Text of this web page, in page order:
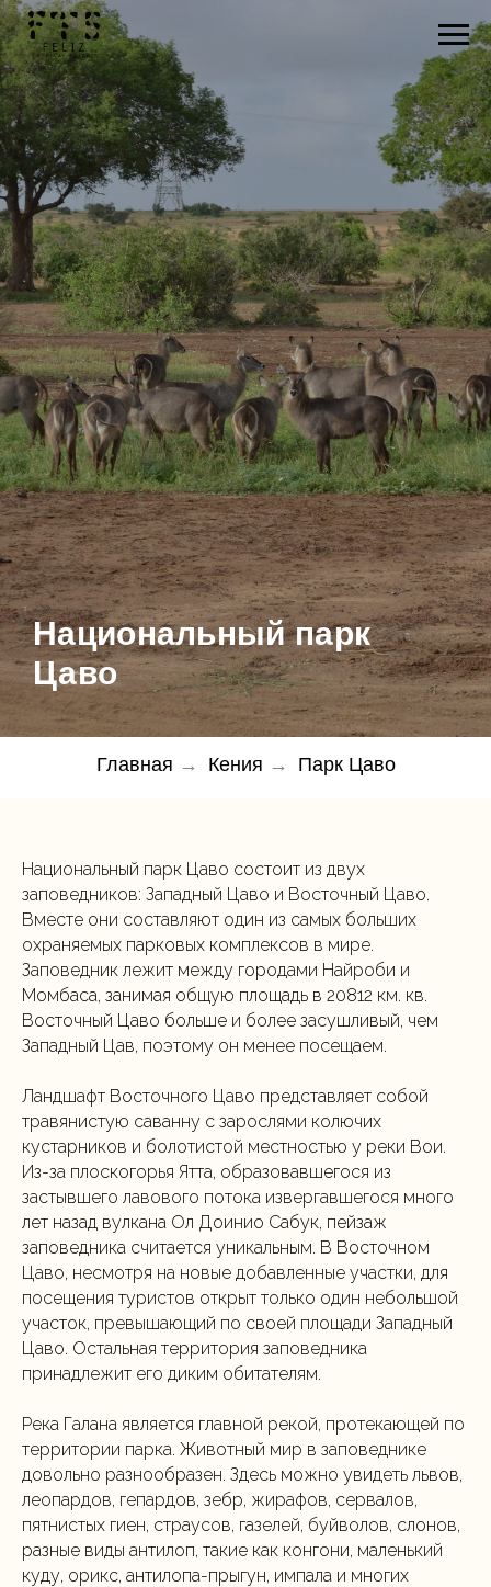
Национальный парк
Цаво
Главная → Кения → Парк Цаво
Национальный парк Цаво состоит из двух
заповедников: Западный Цаво и Восточный Цаво.
Вместе они составляют один из самых больших
охраняемых парковых комплексов в мире.
Заповедник лежит между городами Найроби и
Момбаса, занимая общую площадь в 20812 км. кв.
Восточный Цаво больше и более засушливый, чем
Западный Цав, поэтому он менее посещаем.
Ландшафт Восточного Цаво представляет собой
травянистую саванну с зарослями колючих
кустарников и болотистой местностью у реки Вои.
Из-за плоскогорья Ятта, образовавшегося из
застывшего лавового потока извергавшегося много
лет назад вулкана Ол Доинио Сабук, пейзаж
заповедника считается уникальным. В Восточном
Цаво, несмотря на новые добавленные участки, для
посещения туристов открыт только один небольшой
участок, превышающий по своей площади Западный
Цаво. Остальная территория заповедника
принадлежит его диким обитателям.
Река Галана является главной рекой, протекающей по
территории парка. Животный мир в заповеднике
довольно разнообразен. Здесь можно увидеть львов,
леопардов, гепардов, зебр, жирафов, сервалов,
пятнистых гиен, страусов, газелей, буйволов, слонов,
разные виды антилоп, такие как конгони, маленький
куду, орикс, антилопа-прыгун, импала и многих